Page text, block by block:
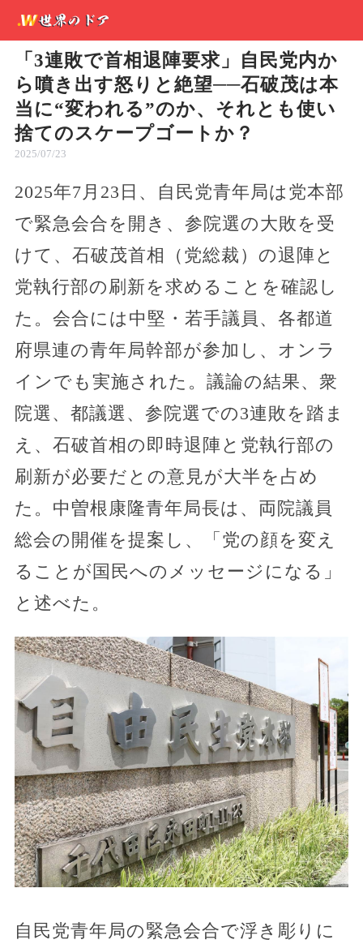
「3連敗で首相退陣要求」自民党内か
ら噴き出す怒りと絶望──石破茂は本
当に“変われる”のか、それとも使い
捨てのスケープゴートか？
2025/07/23
2025年7月23日、自民党青年局は党本部
で緊急会合を開き、参院選の大敗を受
けて、石破茂首相（党総裁）の退陣と
党執行部の刷新を求めることを確認し
た。会合には中堅・若手議員、各都道
府県連の青年局幹部が参加し、オンラ
インでも実施された。議論の結果、衆
院選、都議選、参院選での3連敗を踏ま
え、石破首相の即時退陣と党執行部の
刷新が必要だとの意見が大半を占め
た。中曽根康隆青年局長は、両院議員
総会の開催を提案し、「党の顔を変え
ることが国民へのメッセージになる」
と述べた。
自民党青年局の緊急会合で浮き彫りに